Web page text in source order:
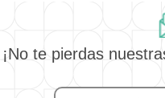
¡No te pierdas